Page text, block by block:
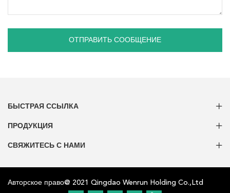
ОТПРАВИТЬ СООБЩЕНИЕ
БЫСТРАЯ ССЫЛКА
ПРОДУКЦИЯ
СВЯЖИТЕСЬ С НАМИ
Авторское право@ 2021 Qingdao Wenrun Holding Co.,Ltd